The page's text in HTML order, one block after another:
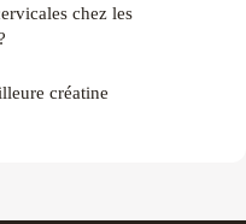
chez les
créatine